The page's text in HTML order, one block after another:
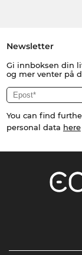
Newsletter
Gi innboksen din
og mer venter på
You can find
personal data here